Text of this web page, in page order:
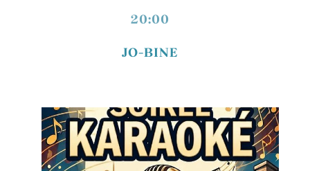
20:00
JO-BINE